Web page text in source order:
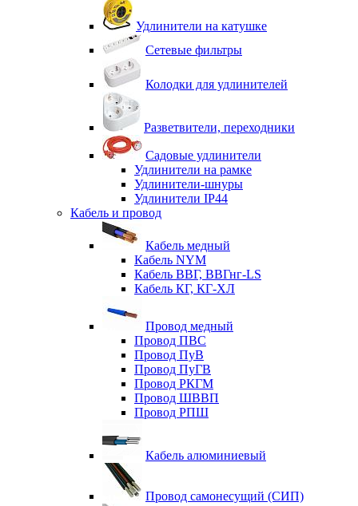
Удлинители на катушке
Сетевые фильтры
Колодки для удлинителей
Разветвители, переходники
Садовые удлинители
Удлинители на рамке
Удлинители-шнуры
Удлинители IP44
Кабель и провод
Кабель медный
Кабель NYM
Кабель ВВГ, ВВГнг-LS
Кабель КГ, КГ-ХЛ
Провод медный
Провод ПВС
Провод ПуВ
Провод ПуГВ
Провод РКГМ
Провод ШВВП
Провод РПШ
Кабель алюминиевый
Провод самонесущий (СИП)